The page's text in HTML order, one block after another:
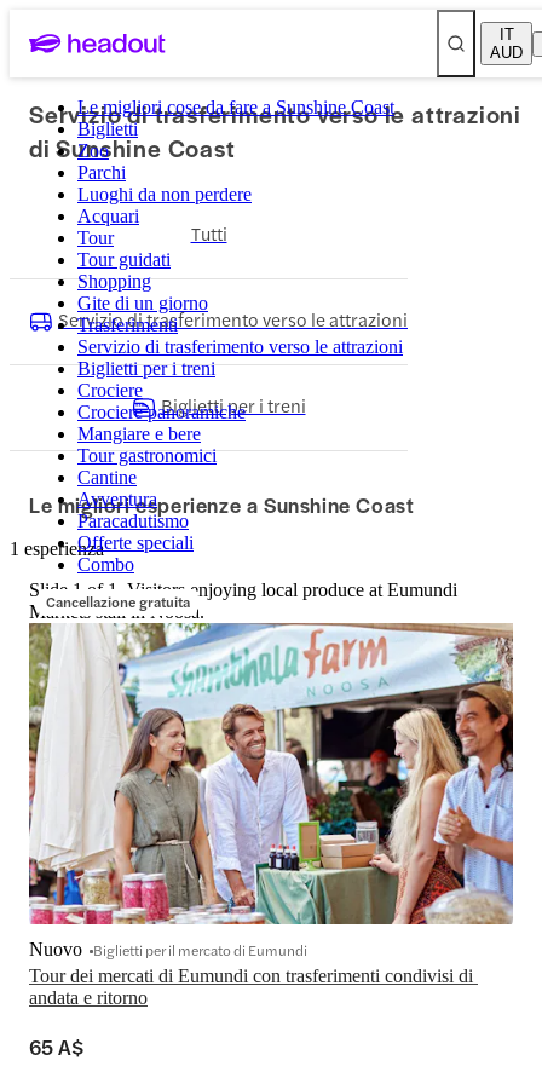
IT
AUD
Le migliori cose da fare a Sunshine Coast
Biglietti
Zoo
Parchi
Luoghi da non perdere
Acquari
Tour
Tour guidati
Shopping
Gite di un giorno
Trasferimenti
Servizio di trasferimento verso le attrazioni
Biglietti per i treni
Crociere
Crociere panoramiche
Mangiare e bere
Tour gastronomici
Cantine
Avventura
Paracadutismo
Offerte speciali
Combo
Servizio di trasferimento verso le attrazioni
di Sunshine Coast
Tutti
Servizio di trasferimento verso le attrazioni
Biglietti per i treni
Le migliori esperienze a Sunshine Coast
1 esperienza
Cancellazione gratuita
Slide 1 of 1, Visitors enjoying local produce at Eumundi
Markets stall in Noosa.
Tour dei mercati di Eumundi con trasferimenti condivisi di
andata e ritorno
Nuovo Biglietti per il mercato di Eumundi
65 A$